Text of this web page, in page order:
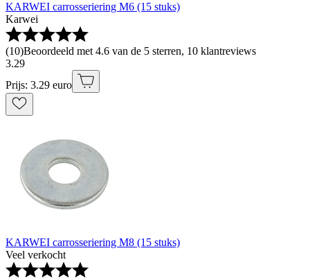
KARWEI carrosseriering M6 (15 stuks)
Karwei
(10)Beoordeeld met 4.6 van de 5 sterren, 10 klantreviews
3.29
Prijs: 3.29 euro
KARWEI carrosseriering M8 (15 stuks)
Veel verkocht